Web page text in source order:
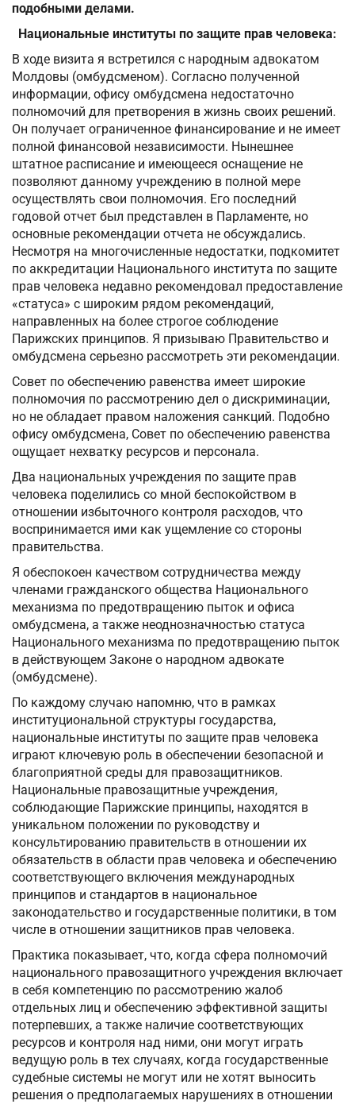
подобными делами.
Национальные институты по защите прав человека:
В ходе визита я встретился с народным адвокатом
Молдовы (омбудсменом). Согласно полученной
информации, офису омбудсмена недостаточно
полномочий для претворения в жизнь своих решений.
Он получает ограниченное финансирование и не имеет
полной финансовой независимости. Нынешнее
штатное расписание и имеющееся оснащение не
позволяют данному учреждению в полной мере
осуществлять свои полномочия. Его последний
годовой отчет был представлен в Парламенте, но
основные рекомендации отчета не обсуждались.
Несмотря на многочисленные недостатки, подкомитет
по аккредитации Национального института по защите
прав человека недавно рекомендовал предоставление
«статуса» с широким рядом рекомендаций,
направленных на более строгое соблюдение
Парижских принципов. Я призываю Правительство и
омбудсмена серьезно рассмотреть эти рекомендации.
Совет по обеспечению равенства имеет широкие
полномочия по рассмотрению дел о дискриминации,
но не обладает правом наложения санкций. Подобно
офису омбудсмена, Совет по обеспечению равенства
ощущает нехватку ресурсов и персонала.
Два национальных учреждения по защите прав
человека поделились со мной беспокойством в
отношении избыточного контроля расходов, что
воспринимается ими как ущемление со стороны
правительства.
Я обеспокоен качеством сотрудничества между
членами гражданского общества Национального
механизма по предотвращению пыток и офиса
омбудсмена, а также неоднозначностью статуса
Национального механизма по предотвращению пыток
в действующем Законе о народном адвокате
(омбудсмене).
По каждому случаю напомню, что в рамках
институциональной структуры государства,
национальные институты по защите прав человека
играют ключевую роль в обеспечении безопасной и
благоприятной среды для правозащитников.
Национальные правозащитные учреждения,
соблюдающие Парижские принципы, находятся в
уникальном положении по руководству и
консультированию правительств в отношении их
обязательств в области прав человека и обеспечению
соответствующего включения международных
принципов и стандартов в национальное
законодательство и государственные политики, в том
числе в отношении защитников прав человека.
Практика показывает, что, когда сфера полномочий
национального правозащитного учреждения включает
в себя компетенцию по рассмотрению жалоб
отдельных лиц и обеспечению эффективной защиты
потерпевших, а также наличие соответствующих
ресурсов и контроля над ними, они могут играть
ведущую роль в тех случаях, когда государственные
судебные системы не могут или не хотят выносить
решения о предполагаемых нарушениях в отношении